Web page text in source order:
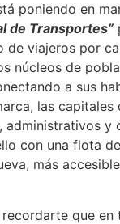
poniendo en
de Transportes”
de viajeros por
núcleos de
a sus
las
administrativos y
con una flota
más
que en